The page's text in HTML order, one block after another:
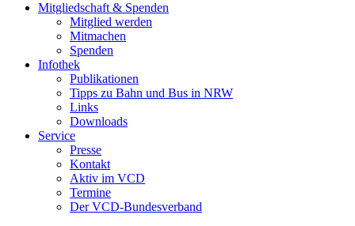
Mitgliedschaft & Spenden
Mitglied werden
Mitmachen
Spenden
Infothek
Publikationen
Tipps zu Bahn und Bus in NRW
Links
Downloads
Service
Presse
Kontakt
Aktiv im VCD
Termine
Der VCD-Bundesverband